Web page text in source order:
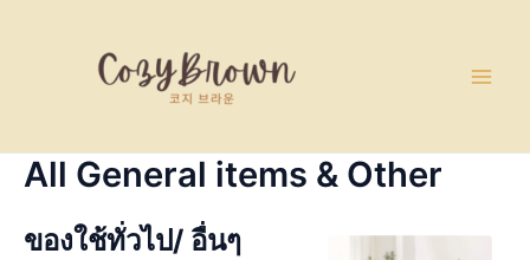
All General items & Other
ของใช้ทั่วไป/ อื่นๆ